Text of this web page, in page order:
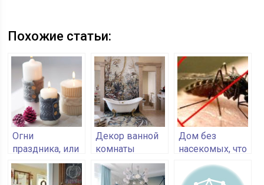
Похожие статьи:
Огни
праздника, или
украсьте дом
свечами
Декор ванной
комнаты
своими руками
Дом без
насекомых, что
нужно делать